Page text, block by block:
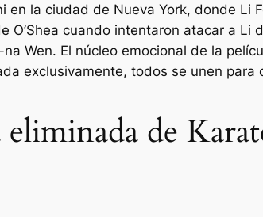
la ciudad de Nueva York, donde Li
O’Shea cuando intentaron atacar a
Wen. El núcleo emocional de la
exclusivamente, todos se unen para
de